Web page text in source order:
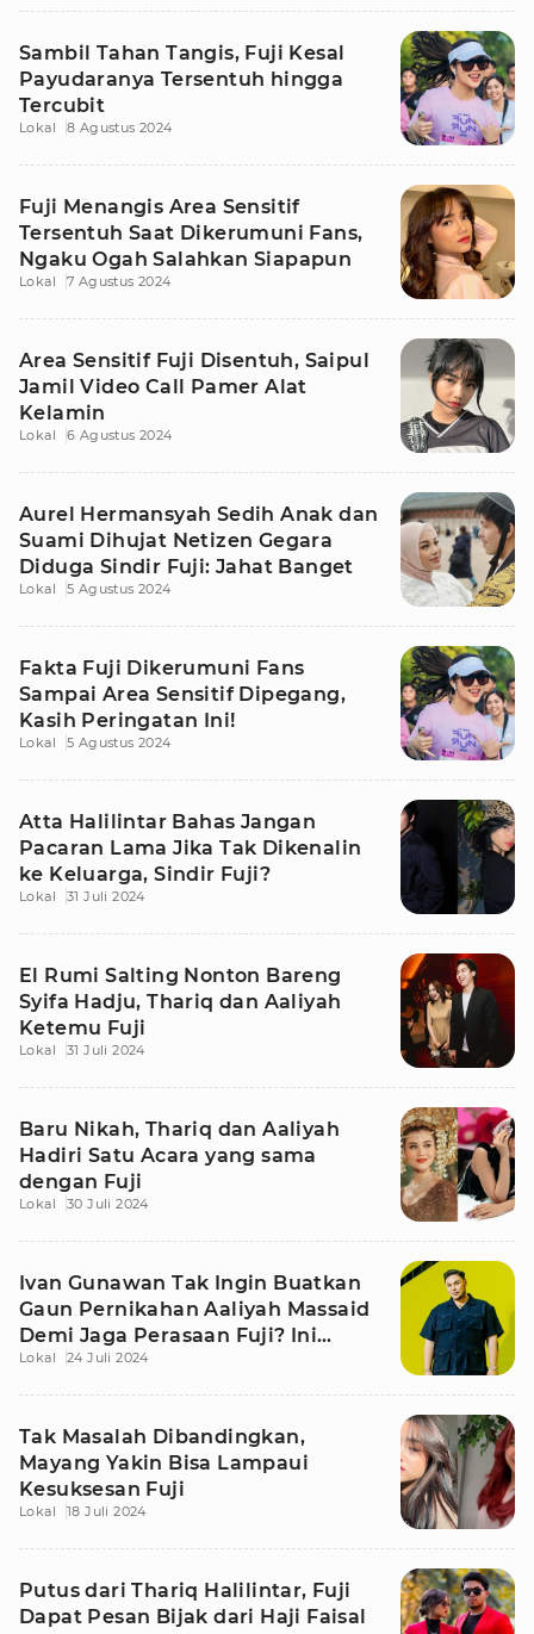
Sambil Tahan Tangis, Fuji Kesal
Payudaranya Tersentuh hingga
Tercubit
Lokal 8 Agustus 2024
Fuji Menangis Area Sensitif
Tersentuh Saat Dikerumuni Fans,
Ngaku Ogah Salahkan Siapapun
Lokal 7 Agustus 2024
Area Sensitif Fuji Disentuh, Saipul
Jamil Video Call Pamer Alat
Kelamin
Lokal 6 Agustus 2024
Aurel Hermansyah Sedih Anak dan
Suami Dihujat Netizen Gegara
Diduga Sindir Fuji: Jahat Banget
Lokal 5 Agustus 2024
Fakta Fuji Dikerumuni Fans
Sampai Area Sensitif Dipegang,
Kasih Peringatan Ini!
Lokal 5 Agustus 2024
Atta Halilintar Bahas Jangan
Pacaran Lama Jika Tak Dikenalin
ke Keluarga, Sindir Fuji?
Lokal 31 Juli 2024
El Rumi Salting Nonton Bareng
Syifa Hadju, Thariq dan Aaliyah
Ketemu Fuji
Lokal 31 Juli 2024
Baru Nikah, Thariq dan Aaliyah
Hadiri Satu Acara yang sama
dengan Fuji
Lokal 30 Juli 2024
Ivan Gunawan Tak Ingin Buatkan
Gaun Pernikahan Aaliyah Massaid
Demi Jaga Perasaan Fuji? Ini
Faktanya
Lokal 24 Juli 2024
Tak Masalah Dibandingkan,
Mayang Yakin Bisa Lampaui
Kesuksesan Fuji
Lokal 18 Juli 2024
Putus dari Thariq Halilintar, Fuji
Dapat Pesan Bijak dari Haji Faisal